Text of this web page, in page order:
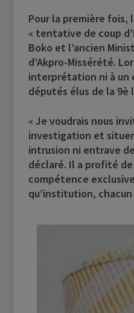
Pour la première fois,
« tentative de coup
Boko et l’ancien
d’Akpro-Missérété.
interprétation ni à un
députés élus de la 9è
« Je voudrais nous
investigation et
intrusion ni entrave
déclaré. Il a profité
compétence
qu’institution,